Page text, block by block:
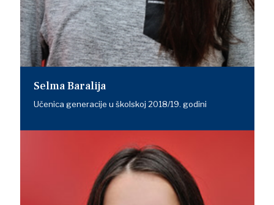
Selma Baralija
Učenica generacije u školskoj 2018/19. godini